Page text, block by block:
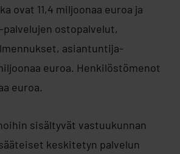
ovat 11,4 miljoonaa euroa ja
ostopalvelut,
asiantuntija-
euroa. Henkilöstömenot
euroa.
sisältyvät vastuukunnan
keskitetyn palvelun